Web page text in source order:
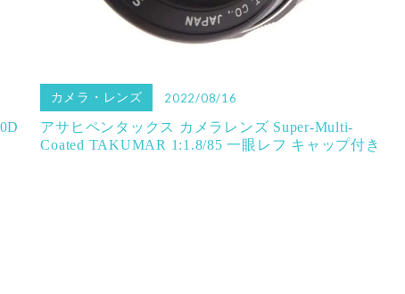
カメラ・レンズ 2022/08/16
アサヒペンタックス カメラレンズ Super-Multi-
Coated TAKUMAR 1:1.8/85 一眼レフ キャップ付き